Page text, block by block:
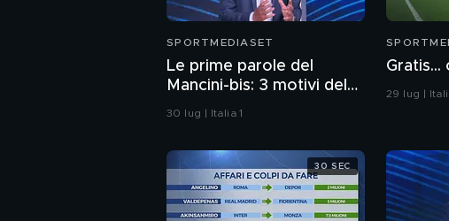
SPORTMEDIASET
Le prime parole del
Mancini-bis: 3 motivi del
perché hanno convinto
30 lug | Italia 1
Gratis...
29 lug |
30 SEC